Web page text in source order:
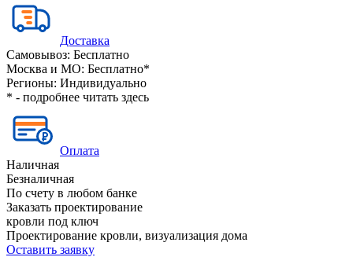
Доставка
Самовывоз: Бесплатно
Москва и МО: Бесплатно*
Регионы: Индивидуально
* - подробнее читать здесь
Оплата
Наличная
Безналичная
По счету в любом банке
Заказать проектирование
кровли под ключ
Проектирование кровли, визуализация дома
Оставить заявку